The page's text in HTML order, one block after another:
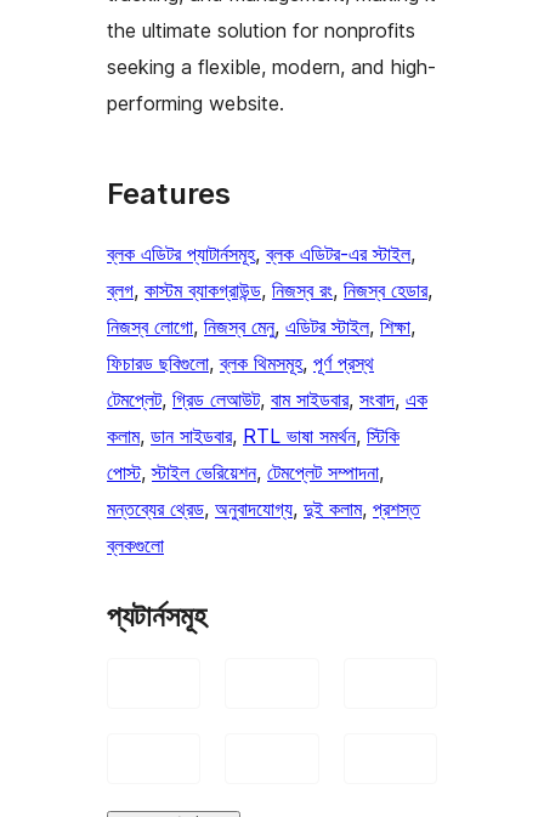
the ultimate solution for nonprofits
seeking a flexible, modern, and high-
performing website.
Features
ব্লক এডিটর প্যাটার্নসমূহ, ব্লক এডিটর-এর স্টাইল
ব্লগ, কাস্টম ব্যাকগ্রাউন্ড, নিজস্ব রং, নিজস্ব হেডার
নিজস্ব লোগো, নিজস্ব মেনু, এডিটর স্টাইল, শিক্ষা
ফিচারড ছবিগুলো, ব্লক থিমসমূহ, পূর্ণ প্রস্থ
টেমপ্লেট, গ্রিড লেআউট, বাম সাইডবার, সংবাদ, এক
কলাম, ডান সাইডবার, RTL ভাষা সমর্থন, স্টিকি
পোস্ট, স্টাইল ভেরিয়েশন, টেমপ্লেট সম্পাদনা
মন্তব্যের থ্রেড, অনুবাদযোগ্য, দুই কলাম, প্রশস্ত
ব্লকগুলো
প্যটার্নসমূহ